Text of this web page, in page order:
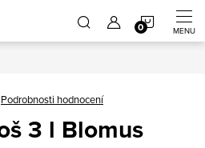
Podrobnosti hodnocení
3 l Blomus